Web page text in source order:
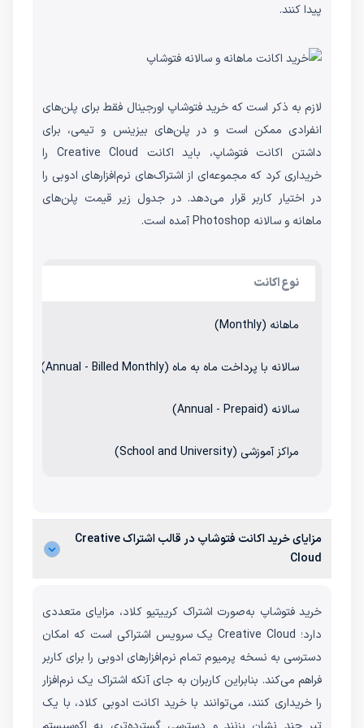
پیدا کنند.
لازم به ذکر است که خرید فتوشاپ اورجینال فقط برای پلن‌های
انفرادی ممکن است و در پلن‌های بیزینس و تیمی، برای
داشتن اکانت فتوشاپ، باید اکانت Creative Cloud را
خریداری کرد که مجموعه‌ای از اشتراک‌های نرم‌افزارهای ادوبی را
در اختیار کاربر قرار می‌دهد. در جدول زیر قیمت پلن‌های
ماهانه و سالانه Photoshop آمده است.
نوع اکانت
ماهانه (Monthly)
سالانه با پرداخت ماه به ماه (Annual - Billed Monthly)
سالانه (Annual - Prepaid)
مراکز آموزشی (School and University)
مزایای خرید اکانت فتوشاپ در قالب اشتراک Creative
Cloud
خرید فتوشاپ به‌صورت اشتراک کرییتیو کلاد، مزایای متعددی
دارد؛ Creative Cloud یک سرویس اشتراکی است که امکان
دسترسی به نسخه پرمیوم تمام نرم‌افزارهای ادوبی را برای کاربر
فراهم می‌کند. بنابراین کاربران به جای آنکه اشتراک یک نرم‌افزار
را خریداری کنند، می‌توانند با خرید اکانت ادوبی کلاد، با یک